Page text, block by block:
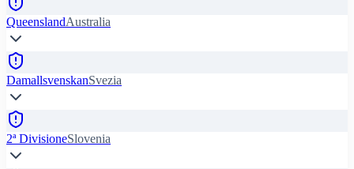
QueenslandAustralia
DamallsvenskanSvezia
2ª DivisioneSlovenia